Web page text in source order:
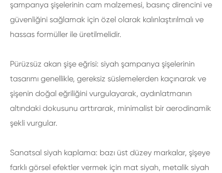
şampanya şişelerinin cam malzemesi, basınç direncini ve
güvenliğini sağlamak için özel olarak kalınlaştırılmalı ve
hassas formüller ile üretilmelidir.
Pürüzsüz akan şişe eğrisi: siyah şampanya şişelerinin
tasarımı genellikle, gereksiz süslemelerden kaçınarak ve
şişenin doğal eğriliğini vurgulayarak, aydınlatmanın
altındaki dokusunu arttırarak, minimalist bir aerodinamik
şekli vurgular.
Sanatsal siyah kaplama: bazı üst düzey markalar, şişeye
farklı görsel efektler vermek için mat siyah, metalik siyah